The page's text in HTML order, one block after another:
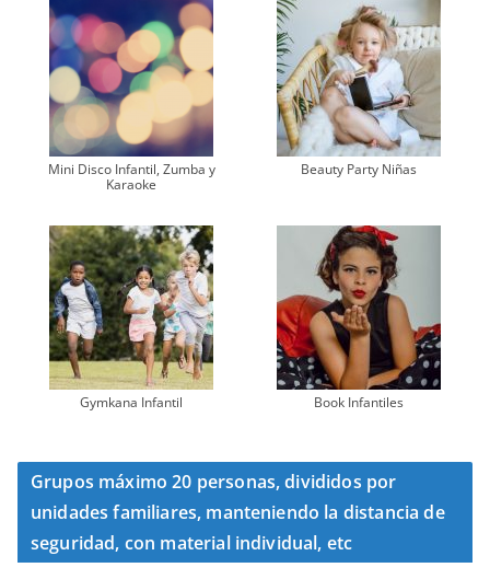
Mini Disco Infantil, Zumba y
Karaoke
Beauty Party Niñas
Gymkana Infantil Book Infantiles
Grupos máximo 20 personas, divididos por
unidades familiares, manteniendo la distancia de
seguridad, con material individual, etc